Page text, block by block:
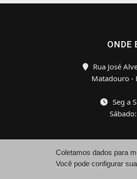
ONDE
Rua José
Matadouro -
Seg a
© Arete Automóveis -
Coletamos dados para
Você pode configurar